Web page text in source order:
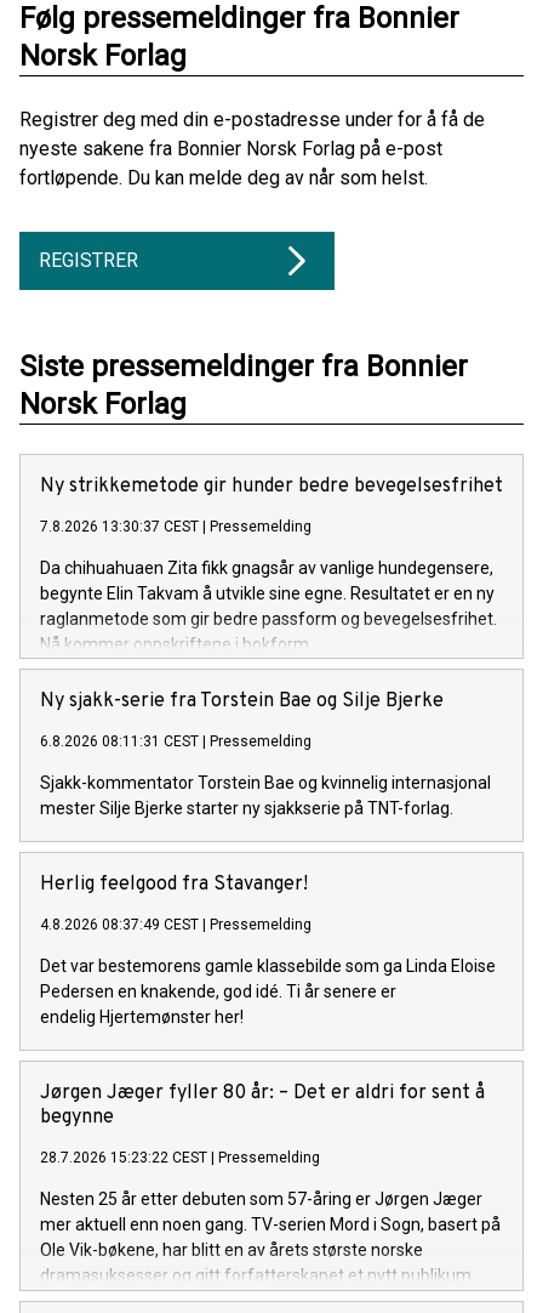
Følg pressemeldinger fra Bonnier
Norsk Forlag
Registrer deg med din e-postadresse under for å få de
nyeste sakene fra Bonnier Norsk Forlag på e-post
fortløpende. Du kan melde deg av når som helst.
REGISTRER
Siste pressemeldinger fra Bonnier
Norsk Forlag
Ny strikkemetode gir hunder bedre bevegelsesfrihet
7.8.2026 13:30:37 CEST Pressemelding
Da chihuahuaen Zita fikk gnagsår av vanlige hundegensere,
begynte Elin Takvam å utvikle sine egne. Resultatet er en ny
raglanmetode som gir bedre passform og bevegelsesfrihet.
Nå kommer oppskriftene i bokform.
Ny sjakk-serie fra Torstein Bae og Silje Bjerke
6.8.2026 08:11:31 CEST Pressemelding
Sjakk-kommentator Torstein Bae og kvinnelig internasjonal
mester Silje Bjerke starter ny sjakkserie på TNT-forlag.
Herlig feelgood fra Stavanger!
4.8.2026 08:37:49 CEST Pressemelding
Det var bestemorens gamle klassebilde som ga Linda Eloise
Pedersen en knakende, god idé. Ti år senere er
endelig Hjertemønster her!
Jørgen Jæger fyller 80 år: – Det er aldri for sent å
begynne
28.7.2026 15:23:22 CEST Pressemelding
Nesten 25 år etter debuten som 57-åring er Jørgen Jæger
mer aktuell enn noen gang. TV-serien Mord i Sogn, basert på
Ole Vik-bøkene, har blitt en av årets største norske
dramasuksesser og gitt forfatterskapet et nytt publikum
både i Norge og internasjonalt. Onsdag 29. juli fyller han 80